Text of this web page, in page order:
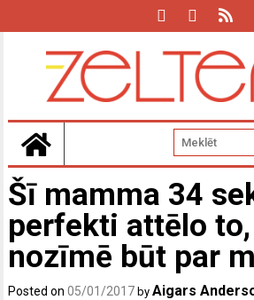
Šī mamma 34
perfekti attēlo
nozīmē būt par
Posted on05/01/2017 byAigars